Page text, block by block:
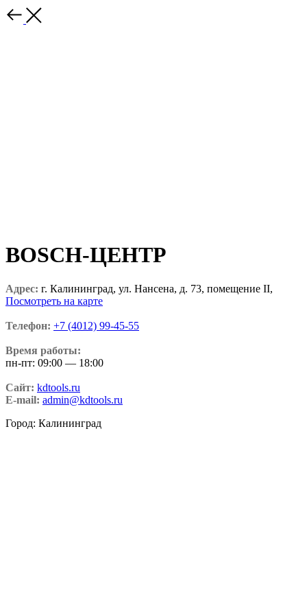
BOSCH-ЦЕНТР
Адрес: г. Калининград, ул. Нансена, д. 73, помещение II,
Посмотреть на карте
Телефон: +7 (4012) 99-45-55
Время работы:
пн-пт: 09:00 — 18:00
Сайт: kdtools.ru
E-mail: admin@kdtools.ru
Город: Калининград